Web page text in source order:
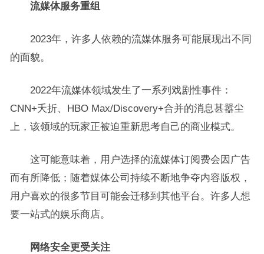
流媒体服务重组
2023年，许多人依赖的流媒体服务可能展现出不同
的面貌。
2022年流媒体领域发生了一系列戏剧性事件：
CNN+夭折、HBO Max/Discovery+合并的消息甚嚣尘
上，该领域的玩家正被迫重新思考自己的商业模式。
这可能意味着，用户选择的流媒体订阅费会因广告
而有所降低；随着媒体公司持续不断地争夺内容版权，
用户喜欢的很多节目可能会迁移到其他平台。许多人想
要一站式的娱乐商店。
网络安全更受关注